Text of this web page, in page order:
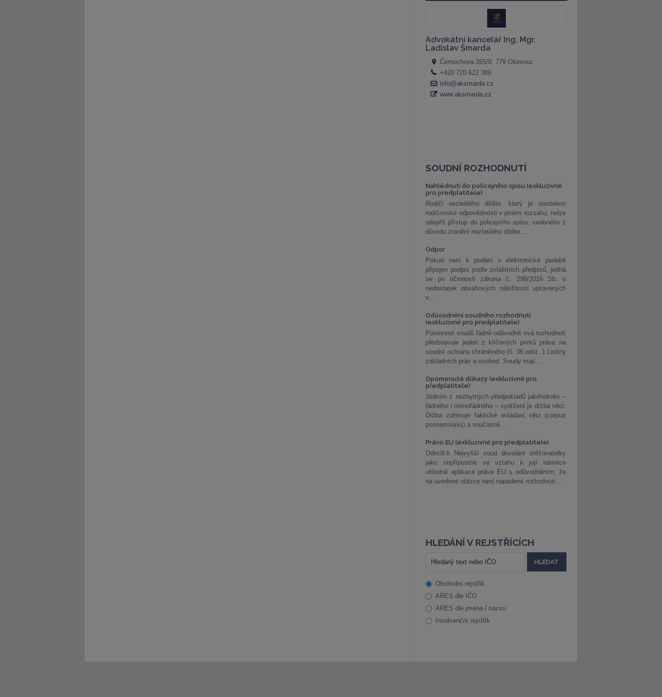
SOUDNÍ ROZHODNUTÍ
Nahlédnutí do policejního spisu (exkluzivně
pro předplatitele)
Rodiči nezletilého dítěte, který je nositelem
rodičovské odpovědnosti v plném rozsahu, nelze
odepřít přístup do policejního spisu, vedeného z
důvodu zranění nezletilého dítěte,...
Odpor
Pokud není k podání v elektronické podobě
připojen podpis podle zvláštních předpisů, jedná
se po účinnosti zákona č. 298/2016 Sb. o
nedostatek obsahových náležitostí upravených
v...
Odůvodnění soudního rozhodnutí
(exkluzivně pro předplatitele)
Povinnost soudů řádně odůvodnit svá rozhodnutí
představuje jeden z klíčových prvků práva na
soudní ochranu chráněného čl. 36 odst. 1 Listiny
základních práv a svobod. Soudy mají...
Opomenuté důkazy (exkluzivně pro
předplatitele)
Jedním z nezbytných předpokladů jakéhokoliv –
řádného i mimořádného – vydržení je držba věci.
Držba zahrnuje faktické ovládání věci (corpus
possessionis) a současně...
Právo EU (exkluzivně pro předplatitele)
Odmítl-li Nejvyšší soud dovolání stěžovatelky
jako nepřípustné ve vztahu k její námitce
ohledně aplikace práva EU s odůvodněním, že
na uvedené otázce není napadené rozhodnutí...
HLEDÁNÍ V REJSTŘÍCÍCH
Obchodní rejstřík
ARES dle IČO
ARES dle jména / názvu
Insolvenční rejstřík